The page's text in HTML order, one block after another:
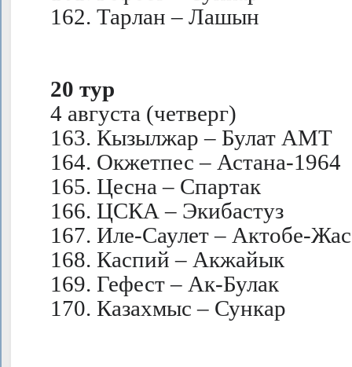
162. Тарлан – Лашын
20 тур
4 августа (четверг)
163. Кызылжар – Булат АМТ
164. Окжетпес – Астана-1964
165. Цесна – Спартак
166. ЦСКА – Экибастуз
167. Иле-Саулет – Актобе-Жас
168. Каспий – Акжайык
169. Гефест – Ак-Булак
170. Казахмыс – Сункар